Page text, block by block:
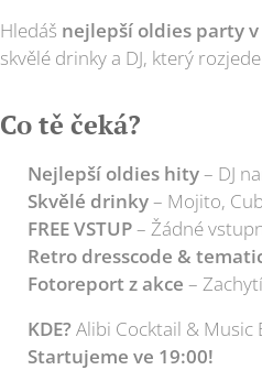
Hledáš nejlepší oldies party v
skvělé drinky a DJ, který
Co tě čeká?
Nejlepší oldies hity– DJ
Skvělé drinky– Mojito,
FREE VSTUP– Žádné
Retro dresscode &
Fotoreport z akce –
KDE?Alibi Cocktail & Music
Startujeme ve 19:00!